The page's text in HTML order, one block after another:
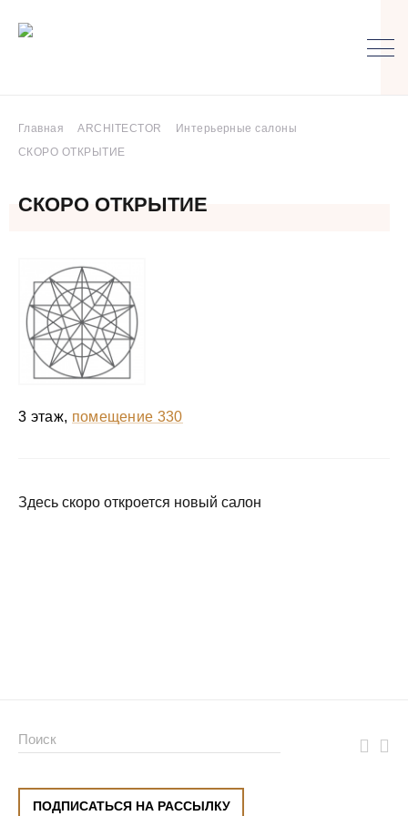
Главная ARCHITECTOR
Интерьерные салоны
СКОРО ОТКРЫТИЕ
СКОРО ОТКРЫТИЕ
3 этаж, помещение 330
Здесь скоро откроется новый салон
ПОДПИСАТЬСЯ НА РАССЫЛКУ